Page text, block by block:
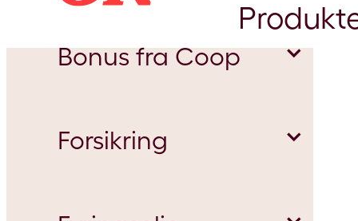
Benzinpriser
Bilvask
Bonus fra Coop
Bonus på diverse produkter
Forsikring